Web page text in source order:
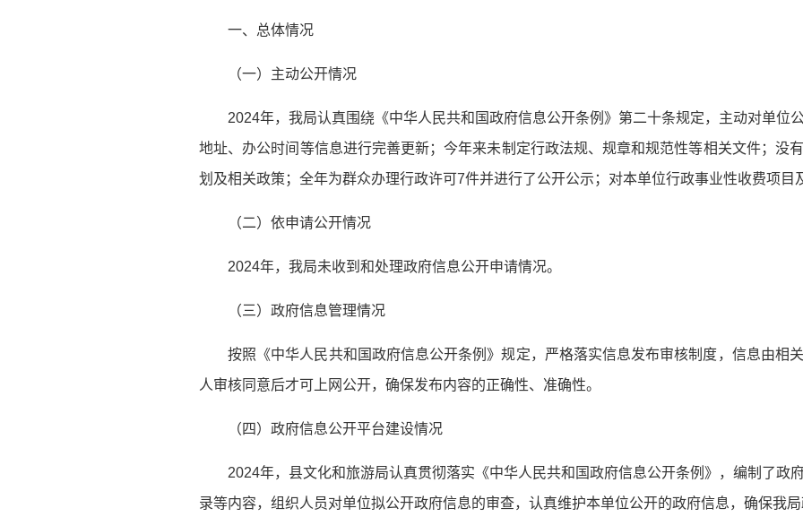
一、总体情况
（一）主动公开情况
2024年，我局认真围绕《中华人民共和国政府信息公开条例》第二十条规定，主动对单位
地址、办公时间等信息进行完善更新；今年来未制定行政法规、规章和规范性等相关文件；没
划及相关政策；全年为群众办理行政许可7件并进行了公开公示；对本单位行政事业性收费项目
（二）依申请公开情况
2024年，我局未收到和处理政府信息公开申请情况。
（三）政府信息管理情况
按照《中华人民共和国政府信息公开条例》规定，严格落实信息发布审核制度，信息由相
人审核同意后才可上网公开，确保发布内容的正确性、准确性。
（四）政府信息公开平台建设情况
2024年，县文化和旅游局认真贯彻落实《中华人民共和国政府信息公开条例》，编制了政
录等内容，组织人员对单位拟公开政府信息的审查，认真维护本单位公开的政府信息，确保我局